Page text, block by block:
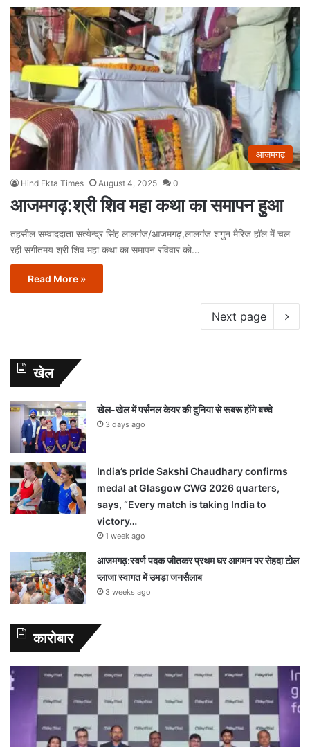
आजमगढ़
Hind Ekta Times August 4, 2025 0
आजमगढ़:श्री शिव महा कथा का समापन हुआ
तहसील सम्वाददाता सत्येन्द्र सिंह लालगंज/आजमगढ़,लालगंज शगुन मैरिज हॉल में चल
रही संगीतमय श्री शिव महा कथा का समापन रविवार को…
Read More »
Next page
खेल
खेल-खेल में पर्सनल केयर की दुनिया से रूबरू होंगे बच्चे
3 days ago
India’s pride Sakshi Chaudhary confirms
medal at Glasgow CWG 2026 quarters,
says, “Every match is taking India to
victory…
1 week ago
आजमगढ़:स्वर्ण पदक जीतकर प्रथम घर आगमन पर सेहदा टोल
प्लाजा स्वागत में उमड़ा जनसैलाब
3 weeks ago
कारोबार